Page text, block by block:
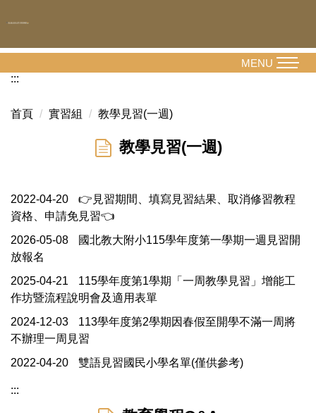
到
內
區
MENU
:::
首頁 實習組 教學見習(一週)
教學見習(一週)
2022-04-20
👉見習期間、填寫見習結果、取消修習教程
資格、申請免見習👈
2026-05-08
國北教大附小115學年度第一學期一週見習開
放報名
2025-04-21
115學年度第1學期「一周教學見習」增能工
作坊暨流程說明會及適用表單
2024-12-03
113學年度第2學期因春假至開學不滿一周將
不辦理一周見習
2022-04-20
雙語見習國民小學名單(僅供參考)
:::